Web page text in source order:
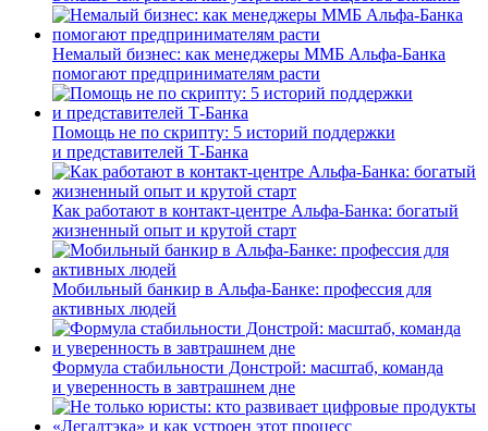
Немалый бизнес: как менеджеры ММБ Альфа-Банка
помогают предпринимателям расти
Помощь не по скрипту: 5 историй поддержки
и представителей Т-Банка
Как работают в контакт-центре Альфа-Банка: богатый
жизненный опыт и крутой старт
Мобильный банкир в Альфа-Банке: профессия для
активных людей
Формула стабильности Донстрой: масштаб, команда
и уверенность в завтрашнем дне